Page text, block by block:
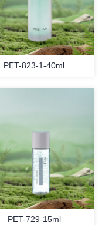
PET-823-1-40ml
PET-729-15ml